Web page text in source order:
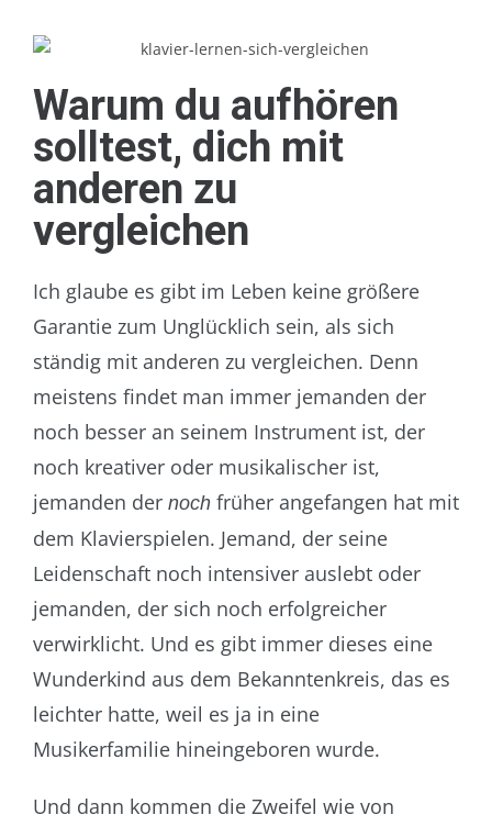
Warum du aufhören
solltest, dich mit
anderen zu
vergleichen
Ich glaube es gibt im Leben keine größere
Garantie zum Unglücklich sein, als sich
ständig mit anderen zu vergleichen. Denn
meistens findet man immer jemanden der
noch besser an seinem Instrument ist, der
noch kreativer oder musikalischer ist,
jemanden der noch früher angefangen hat mit
dem Klavierspielen. Jemand, der seine
Leidenschaft noch intensiver auslebt oder
jemanden, der sich noch erfolgreicher
verwirklicht. Und es gibt immer dieses eine
Wunderkind aus dem Bekanntenkreis, das es
leichter hatte, weil es ja in eine
Musikerfamilie hineingeboren wurde.
Und dann kommen die Zweifel wie von